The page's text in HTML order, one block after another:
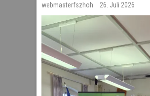
webmasterfszhoh 26. Juli 2026